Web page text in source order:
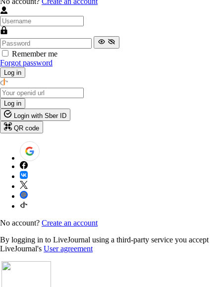
Remember me
Forgot password
Log in
Log in
Login with Sber ID
QR code
No account? Create an account
By logging in to LiveJournal using a third-party service you accept
LiveJournal's User agreement